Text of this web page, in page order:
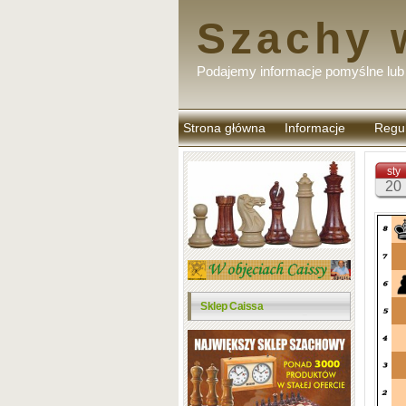
Szachy
Podajemy informacje pomyślne
Strona główna Informacje
Sklep Caissa
sty
20